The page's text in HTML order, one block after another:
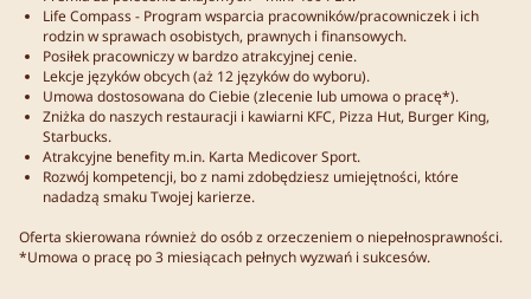
Life Compass - Program wsparcia pracowników/pracowniczek i ich
rodzin w sprawach osobistych, prawnych i finansowych.
Posiłek pracowniczy w bardzo atrakcyjnej cenie.
Lekcje języków obcych (aż 12 języków do wyboru).
Umowa dostosowana do Ciebie (zlecenie lub umowa o pracę*).
Zniżka do naszych restauracji i kawiarni KFC, Pizza Hut, Burger King,
Starbucks.
Atrakcyjne benefity m.in. Karta Medicover Sport.
Rozwój kompetencji, bo z nami zdobędziesz umiejętności, które
nadadzą smaku Twojej karierze.
Oferta skierowana również do osób z orzeczeniem o niepełnosprawności.
*Umowa o pracę po 3 miesiącach pełnych wyzwań i sukcesów.